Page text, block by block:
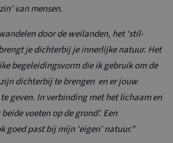
van mensen.
door de weilanden, het ‘stil-
je dichterbij je innerlijke natuur. Het
begeleidingsvorm die ik gebruik om de
dichterbij te brengen en er jouw
geven. In verbinding met het lichaam en
voeten op de grond’. Een
goed past bij mijn ‘eigen’ natuur.”